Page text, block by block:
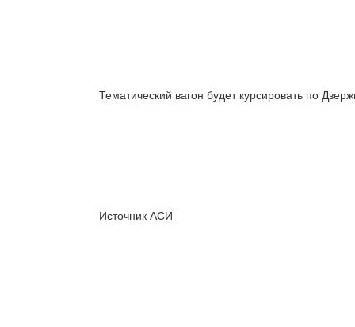
Тематический вагон будет курсировать по
Источник АСИ